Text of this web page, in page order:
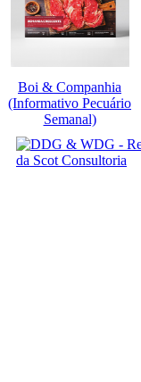
Boi & Companhia
(Informativo Pecuário
Semanal)